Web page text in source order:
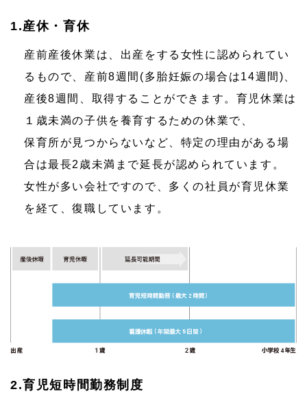
1.産休・育休
産前産後休業は、出産をする女性に認められてい
るもので、産前8週間(多胎妊娠の場合は14週間)、
産後8週間、取得することができます。育児休業は
１歳未満の子供を養育するための休業で、
保育所が見つからないなど、特定の理由がある場
合は最長2歳未満まで延長が認められています。
女性が多い会社ですので、多くの社員が育児休業
を経て、復職しています。
2.育児短時間勤務制度